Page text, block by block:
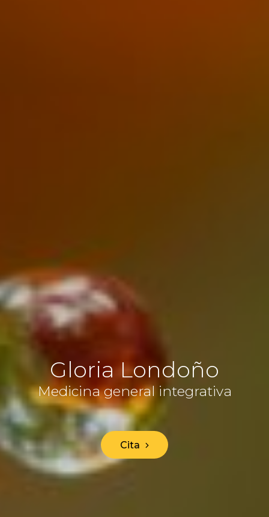
Gloria Londoño
Medicina general integrativa
Cita